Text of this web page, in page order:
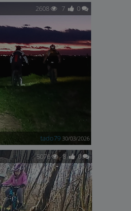
2608 7 0
tado79 30/03/2026
5076 8 0